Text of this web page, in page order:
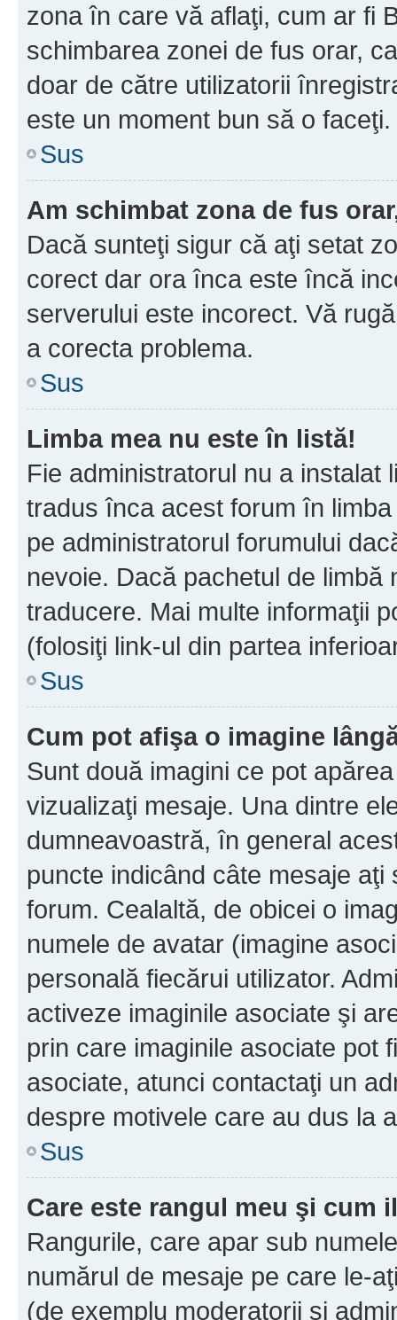
zona în care vă aflaţi, cum ar fi
schimbarea zonei de fus orar,
doar de către utilizatorii
este un moment bun să o faceţi.
Sus
Am schimbat zona de fus
Dacă sunteţi sigur că aţi setat
corect dar ora înca este încă
serverului este incorect. Vă
a corecta problema.
Sus
Limba mea nu este în listă!
Fie administratorul nu a instalat
tradus înca acest forum în
pe administratorul forumului
nevoie. Dacă pachetul de
traducere. Mai multe informaţii
(folosiţi link-ul din partea
Sus
Cum pot afişa o imagine
Sunt două imagini ce pot
vizualizaţi mesaje. Una dintre
dumneavoastră, în general
puncte indicând câte mesaje
forum. Cealaltă, de obicei o
numele de avatar (imagine
personală fiecărui utilizator.
activeze imaginile asociate şi
prin care imaginile asociate pot
asociate, atunci contactaţi un
despre motivele care au dus la
Sus
Care este rangul meu şi cum
Rangurile, care apar sub
numărul de mesaje pe care le-
(de exemplu moderatorii şi